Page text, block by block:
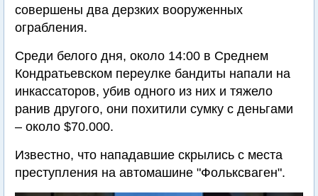
совершены два дерзких вооруженных
ограбления.
Среди белого дня, около 14:00 в Среднем
Кондратьевском переулке бандиты напали на
инкассаторов, убив одного из них и тяжело
ранив другого, они похитили сумку с деньгами
– около $70.000.
Известно, что нападавшие скрылись с места
преступления на автомашине "Фольксваген".